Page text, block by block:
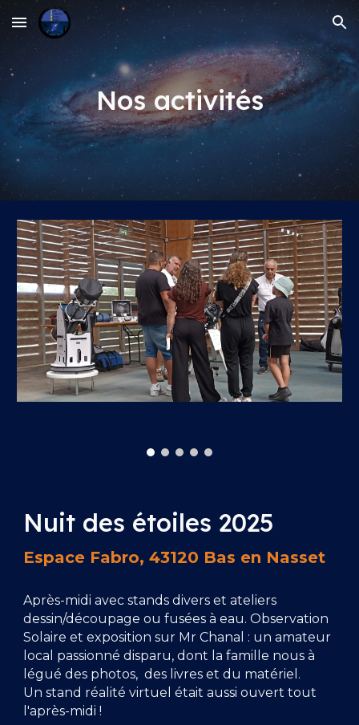
Skip to main content Skip to navigation
Nos activités
Nuit des étoiles 2025
Espace Fabro, 43120 Bas en Nasset
Après-midi avec stands divers et ateliers
dessin/découpage ou fusées à eau. Observation
Solaire et exposition sur Mr Chanal : un amateur
local passionné disparu, dont la famille nous à
légué des photos, des livres et du matériel.
Un stand réalité virtuel était aussi ouvert tout
l'après-midi !